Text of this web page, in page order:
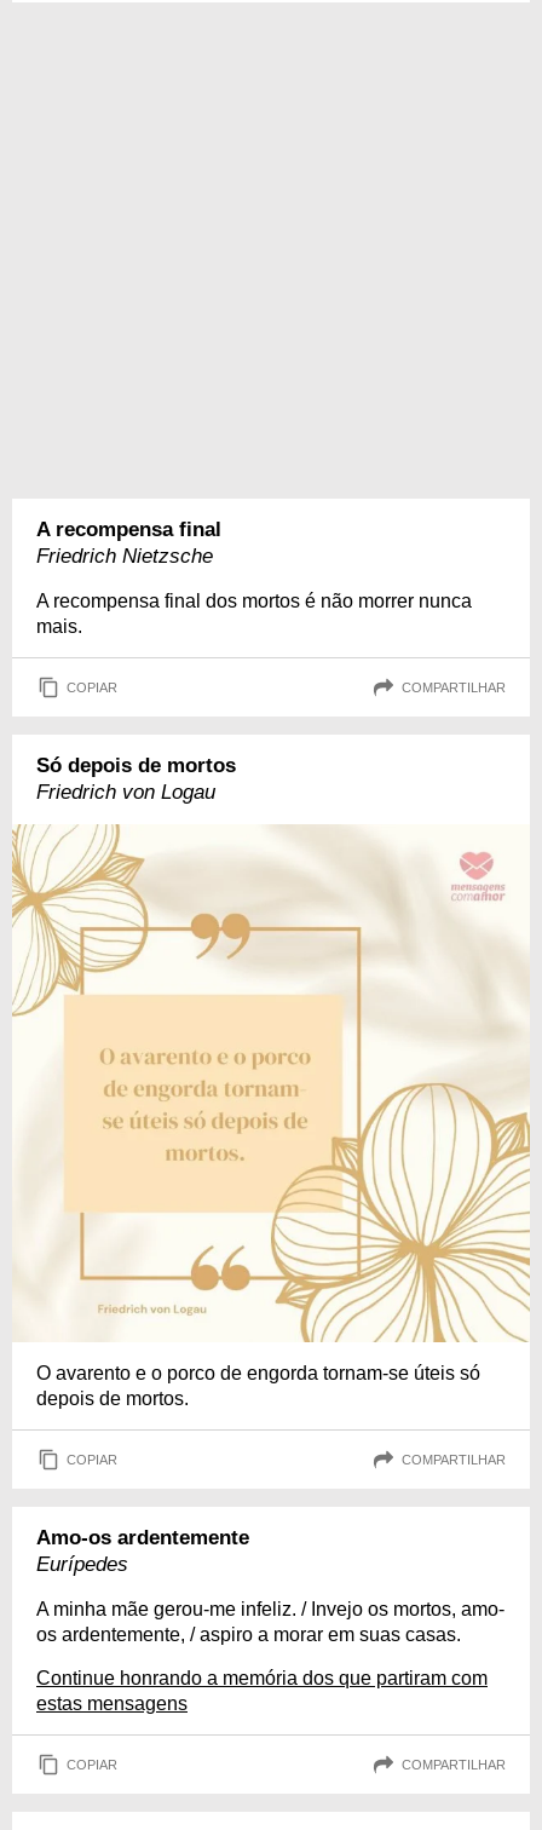
A recompensa final
Friedrich Nietzsche
A recompensa final dos mortos é não morrer nunca
mais.
COPIAR COMPARTILHAR
Só depois de mortos
Friedrich von Logau
O avarento e o porco de engorda tornam-se úteis só
depois de mortos.
COPIAR COMPARTILHAR
Amo-os ardentemente
Eurípedes
A minha mãe gerou-me infeliz. / Invejo os mortos, amo-
os ardentemente, / aspiro a morar em suas casas.
Continue honrando a memória dos que partiram com
estas mensagens
COPIAR COMPARTILHAR